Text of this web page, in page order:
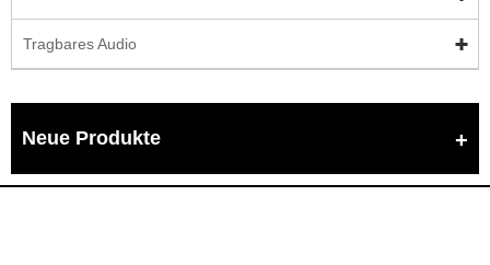
Tragbares Audio
Neue Produkte